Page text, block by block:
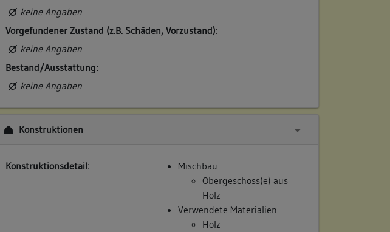
keine Angaben
Vorgefundener Zustand (z.B. Schäden, Vorzustand):
keine Angaben
Bestand/Ausstattung:
keine Angaben
Konstruktionen
Konstruktionsdetail:
Mischbau
Obergeschoss(e) aus
Holz
Verwendete Materialien
Holz